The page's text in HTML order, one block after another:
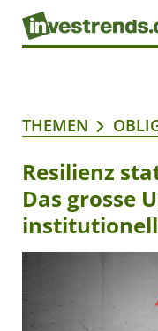
THEMEN
Resilienz
Das grosse